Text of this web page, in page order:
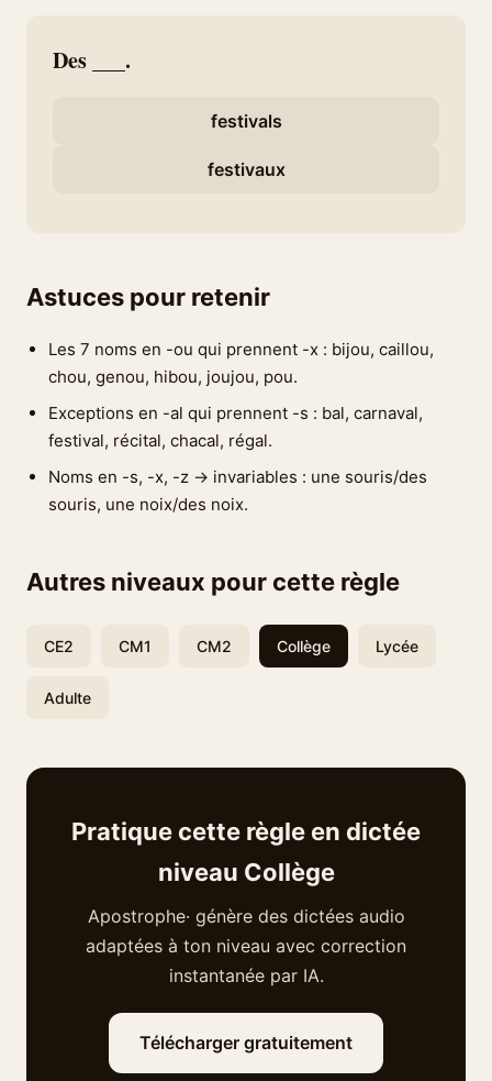
Des ___.
festivals
festivaux
Astuces pour retenir
Les 7 noms en -ou qui prennent -x : bijou, caillou,
chou, genou, hibou, joujou, pou.
Exceptions en -al qui prennent -s : bal, carnaval,
festival, récital, chacal, régal.
Noms en -s, -x, -z → invariables : une souris/des
souris, une noix/des noix.
Autres niveaux pour cette règle
CE2 CM1 CM2 Collège Lycée
Adulte
Pratique cette règle en dictée
niveau Collège
Apostrophe· génère des dictées audio
adaptées à ton niveau avec correction
instantanée par IA.
Télécharger gratuitement